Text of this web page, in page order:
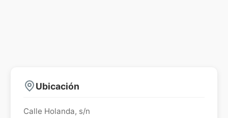
Ubicación
Calle Holanda, s/n